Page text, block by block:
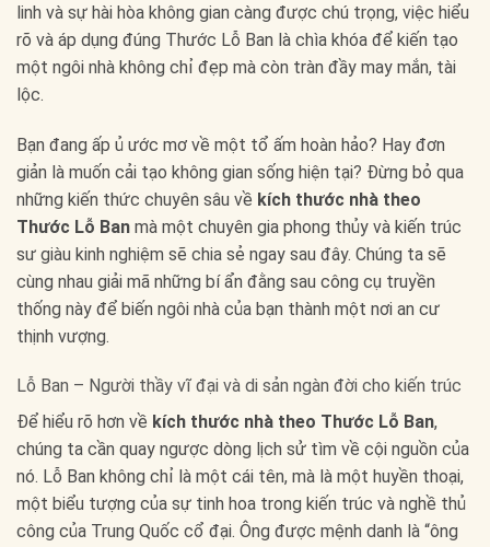
linh và sự hài hòa không gian càng được chú trọng, việc hiểu
rõ và áp dụng đúng Thước Lỗ Ban là chìa khóa để kiến tạo
một ngôi nhà không chỉ đẹp mà còn tràn đầy may mắn, tài
lộc.
Bạn đang ấp ủ ước mơ về một tổ ấm hoàn hảo? Hay đơn
giản là muốn cải tạo không gian sống hiện tại? Đừng bỏ qua
những kiến thức chuyên sâu về kích thước nhà theo
Thước Lỗ Ban mà một chuyên gia phong thủy và kiến trúc
sư giàu kinh nghiệm sẽ chia sẻ ngay sau đây. Chúng ta sẽ
cùng nhau giải mã những bí ẩn đằng sau công cụ truyền
thống này để biến ngôi nhà của bạn thành một nơi an cư
thịnh vượng.
Lỗ Ban – Người thầy vĩ đại và di sản ngàn đời cho kiến trúc
Để hiểu rõ hơn về kích thước nhà theo Thước Lỗ Ban,
chúng ta cần quay ngược dòng lịch sử tìm về cội nguồn của
nó. Lỗ Ban không chỉ là một cái tên, mà là một huyền thoại,
một biểu tượng của sự tinh hoa trong kiến trúc và nghề thủ
công của Trung Quốc cổ đại. Ông được mệnh danh là “ông